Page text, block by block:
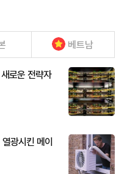
베트남
로운 전략자
광시킨 메이